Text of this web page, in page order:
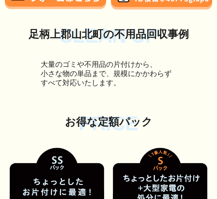
CLEAN UP
足柄上郡山北町の不用品回収事例
大量のゴミや不用品の片付けから、
小さな物の単品まで、規模にかかわらず
すべて対応いたします。
PRICE
お得な定額パック